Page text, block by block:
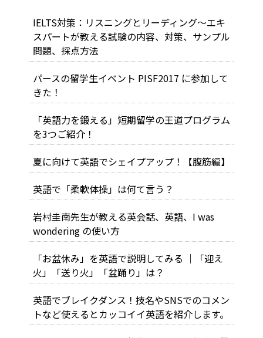
IELTS対策：リスニングとリーディング～エキ
スパートが教える試験の内容、対策、サンプル
問題、採点方法
パースの留学生イベント PISF2017 に参加して
きた！
「英語力を鍛える」短期留学の王道プログラム
を3つご紹介！
夏に向けて英語でシェイプアップ！【腹筋編】
英語で「柔軟体操」は何て言う？
岩村圭南先生が教える英会話、英語、I was
wondering の使い方
「お盆休み」を英語で説明してみる ｜「迎え
火」「送り火」「盆踊り」は？
英語でブレイクダンス！技名やSNSでのコメン
トなど使えるとカッコイイ英語を紹介します。